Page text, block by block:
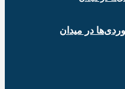
در میدان